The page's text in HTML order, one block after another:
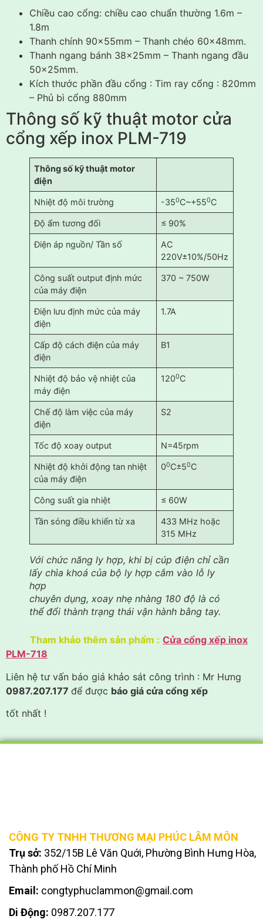
Chiều cao cổng: chiều cao chuẩn thường 1.6m –
1.8m
Thanh chính 90x55mm – Thanh chéo 60x48mm.
Thanh ngang bánh 38x25mm – Thanh ngang đầu
50x25mm.
Kích thước phần đầu cổng : Tim ray cổng : 820mm
– Phủ bì cổng 880mm
Thông số kỹ thuật motor cửa
cổng xếp inox PLM-719
Thông số kỹ thuật motor
điện
Nhiệt độ môi trường -350C~+550C
Độ ẩm tương đối ≤ 90%
Điện áp nguồn/ Tần số
AC
220V±10%/50Hz
Công suất output định mức
của máy điện
370 ~ 750W
Điện lưu định mức của máy
điện
1.7A
Cấp độ cách điện của máy
điện
B1
Nhiệt độ bảo vệ nhiệt của
máy điện
1200C
Chế độ làm việc của máy
điện
S2
Tốc độ xoay output N=45rpm
Nhiệt độ khởi động tan nhiệt
của máy điện
00C±50C
Công suất gia nhiệt ≤ 60W
Tần sóng điều khiển từ xa
433 MHz hoặc
315 MHz
Với chức năng ly hợp, khi bị cúp điện chỉ cần
lấy chìa khoá của bộ ly hợp cắm vào lỗ ly
hợp
chuyên dụng, xoay nhẹ nhàng 180 độ là có
thể đổi thành trạng thái vận hành bằng tay.
Tham khảo thêm sản phẩm : Cửa cổng xếp inox
PLM-718
Liên hệ tư vấn báo giá khảo sát công trình : Mr Hưng
0987.207.177 để được báo giá cửa cổng xếp
tốt nhất !
CÔNG TY TNHH THƯƠNG MẠI PHÚC LÂM MÔN
Trụ sở: 352/15B Lê Văn Quới, Phường Bình Hưng Hòa,
Thành phố Hồ Chí Minh
Email: congtyphuclammon@gmail.com
Di Động: 0987.207.177